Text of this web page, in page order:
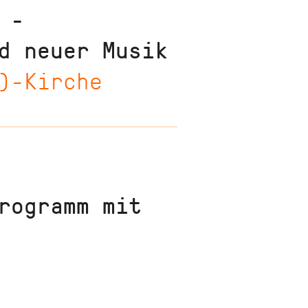
-
neuer Musik
Kirche
mit